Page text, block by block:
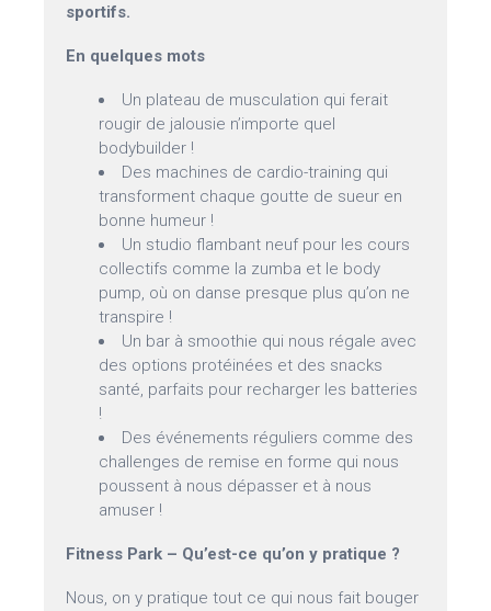
sportifs.
En quelques mots
Un plateau de musculation qui ferait
rougir de jalousie n’importe quel
bodybuilder !
Des machines de cardio-training qui
transforment chaque goutte de sueur en
bonne humeur !
Un studio flambant neuf pour les cours
collectifs comme la zumba et le body
pump, où on danse presque plus qu’on ne
transpire !
Un bar à smoothie qui nous régale avec
des options protéinées et des snacks
santé, parfaits pour recharger les batteries
!
Des événements réguliers comme des
challenges de remise en forme qui nous
poussent à nous dépasser et à nous
amuser !
Fitness Park – Qu’est-ce qu’on y pratique ?
Nous, on y pratique tout ce qui nous fait bouger